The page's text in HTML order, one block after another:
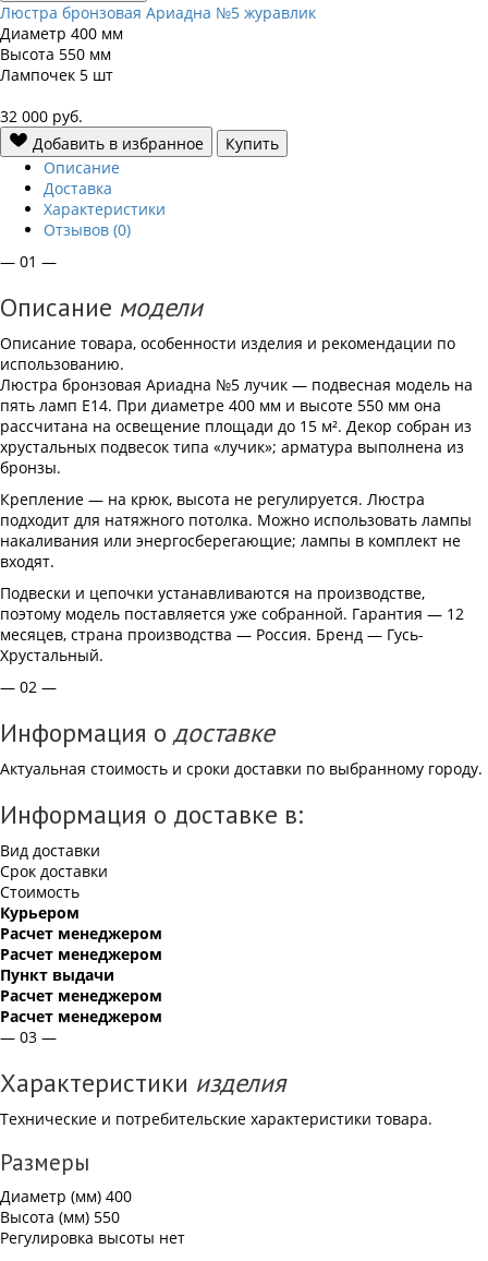
Люстра бронзовая Ариадна №5 журавлик
Диаметр 400 мм
Высота 550 мм
Лампочек 5 шт
32 000 руб.
Добавить в избранное
Купить
Описание
Доставка
Характеристики
Отзывов (0)
— 01 —
Описание модели
Описание товара, особенности изделия и рекомендации по
использованию.
Люстра бронзовая Ариадна №5 лучик — подвесная модель на
пять ламп Е14. При диаметре 400 мм и высоте 550 мм она
рассчитана на освещение площади до 15 м². Декор собран из
хрустальных подвесок типа «лучик»; арматура выполнена из
бронзы.
Крепление — на крюк, высота не регулируется. Люстра
подходит для натяжного потолка. Можно использовать лампы
накаливания или энергосберегающие; лампы в комплект не
входят.
Подвески и цепочки устанавливаются на производстве,
поэтому модель поставляется уже собранной. Гарантия — 12
месяцев, страна производства — Россия. Бренд — Гусь-
Хрустальный.
— 02 —
Информация о доставке
Актуальная стоимость и сроки доставки по выбранному городу.
Информация о доставке в:
Вид доставки
Срок доставки
Стоимость
Курьером
Расчет менеджером
Расчет менеджером
Пункт выдачи
Расчет менеджером
Расчет менеджером
— 03 —
Характеристики изделия
Технические и потребительские характеристики товара.
Размеры
Диаметр (мм) 400
Высота (мм) 550
Регулировка высоты нет